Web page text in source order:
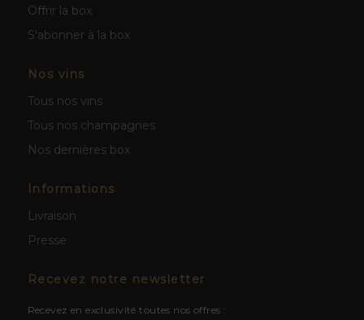
Offrir la box
S'abonner à la box
Nos vins
Tous nos vins
Tous nos champagnes
Nos dernières box
Informations
Livraison
Presse
Recevez notre newsletter
Recevez en exclusivité toutes nos offres :